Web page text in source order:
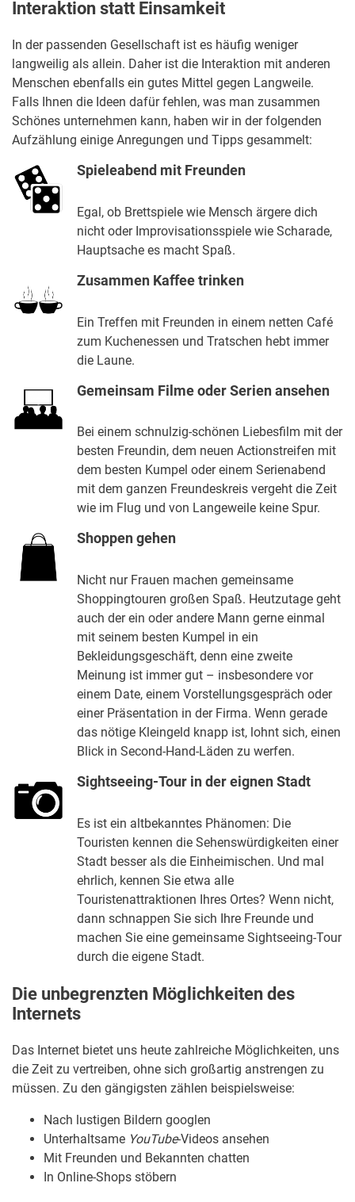
Interaktion statt Einsamkeit
In der passenden Gesellschaft ist es häufig weniger
langweilig als allein. Daher ist die Interaktion mit anderen
Menschen ebenfalls ein gutes Mittel gegen Langweile.
Falls Ihnen die Ideen dafür fehlen, was man zusammen
Schönes unternehmen kann, haben wir in der folgenden
Aufzählung einige Anregungen und Tipps gesammelt:
Spieleabend mit Freunden
Egal, ob Brettspiele wie Mensch ärgere dich
nicht oder Improvisationsspiele wie Scharade,
Hauptsache es macht Spaß.
Zusammen Kaffee trinken
Ein Treffen mit Freunden in einem netten Café
zum Kuchenessen und Tratschen hebt immer
die Laune.
Gemeinsam Filme oder Serien ansehen
Bei einem schnulzig-schönen Liebesfilm mit der
besten Freundin, dem neuen Actionstreifen mit
dem besten Kumpel oder einem Serienabend
mit dem ganzen Freundeskreis vergeht die Zeit
wie im Flug und von Langeweile keine Spur.
Shoppen gehen
Nicht nur Frauen machen gemeinsame
Shoppingtouren großen Spaß. Heutzutage geht
auch der ein oder andere Mann gerne einmal
mit seinem besten Kumpel in ein
Bekleidungsgeschäft, denn eine zweite
Meinung ist immer gut – insbesondere vor
einem Date, einem Vorstellungsgespräch oder
einer Präsentation in der Firma. Wenn gerade
das nötige Kleingeld knapp ist, lohnt sich, einen
Blick in Second-Hand-Läden zu werfen.
Sightseeing-Tour in der eignen Stadt
Es ist ein altbekanntes Phänomen: Die
Touristen kennen die Sehenswürdigkeiten einer
Stadt besser als die Einheimischen. Und mal
ehrlich, kennen Sie etwa alle
Touristenattraktionen Ihres Ortes? Wenn nicht,
dann schnappen Sie sich Ihre Freunde und
machen Sie eine gemeinsame Sightseeing-Tour
durch die eigene Stadt.
Die unbegrenzten Möglichkeiten des
Internets
Das Internet bietet uns heute zahlreiche Möglichkeiten, uns
die Zeit zu vertreiben, ohne sich großartig anstrengen zu
müssen. Zu den gängigsten zählen beispielsweise:
Nach lustigen Bildern googlen
Unterhaltsame YouTube-Videos ansehen
Mit Freunden und Bekannten chatten
In Online-Shops stöbern